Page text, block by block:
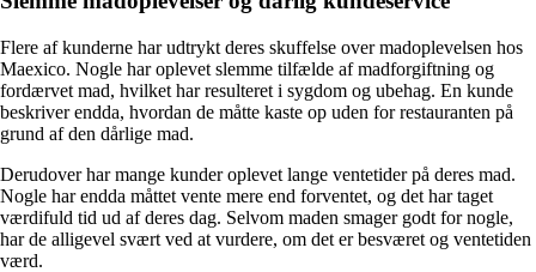
Flere af kunderne har udtrykt deres skuffelse over madoplevelsen hos
Maexico. Nogle har oplevet slemme tilfælde af madforgiftning og
fordærvet mad, hvilket har resulteret i sygdom og ubehag. En kunde
beskriver endda, hvordan de måtte kaste op uden for restauranten på
grund af den dårlige mad.
Derudover har mange kunder oplevet lange ventetider på deres mad.
Nogle har endda måttet vente mere end forventet, og det har taget
værdifuld tid ud af deres dag. Selvom maden smager godt for nogle,
har de alligevel svært ved at vurdere, om det er besværet og ventetiden
værd.